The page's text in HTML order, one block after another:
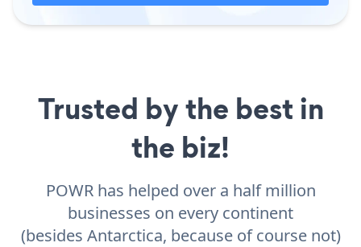
Trusted by the best in
the biz!
POWR has helped over a half million
businesses on every continent
(besides Antarctica, because of course not)